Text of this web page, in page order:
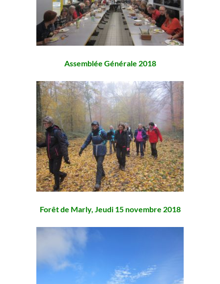
Assemblée Générale 2018
Forêt de Marly, Jeudi 15 novembre 2018